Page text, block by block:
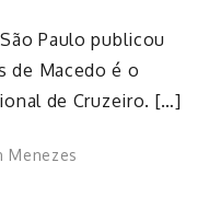
Paulo publicou
de Macedo é o
de Cruzeiro. […]
Menezes